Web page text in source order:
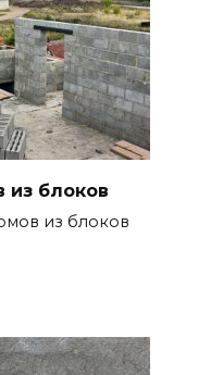
из блоков
из блоков